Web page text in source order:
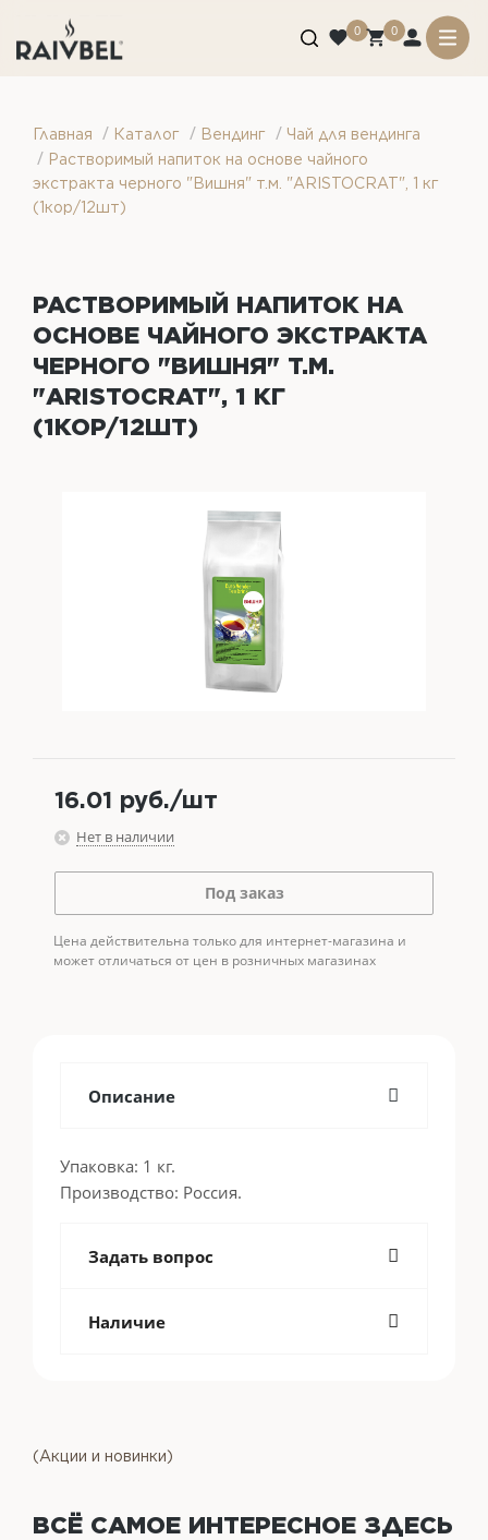
0 0
Главная / Каталог / Вендинг / Чай для вендинга
/ Растворимый напиток на основе чайного
экстракта черного "Вишня" т.м. "ARISTOCRAT", 1 кг
(1кор/12шт)
РАСТВОРИМЫЙ НАПИТОК НА
ОСНОВЕ ЧАЙНОГО ЭКСТРАКТА
ЧЕРНОГО "ВИШНЯ" Т.М.
"ARISTOCRAT", 1 КГ
(1КОР/12ШТ)
16.01 руб./шт
Нет в наличии
Под заказ
Цена действительна только для интернет-магазина и
может отличаться от цен в розничных магазинах
Описание
Упаковка: 1 кг.
Производство: Россия.
Задать вопрос
Наличие
(Акции и новинки)
ВСЁ САМОЕ ИНТЕРЕСНОЕ ЗДЕСЬ